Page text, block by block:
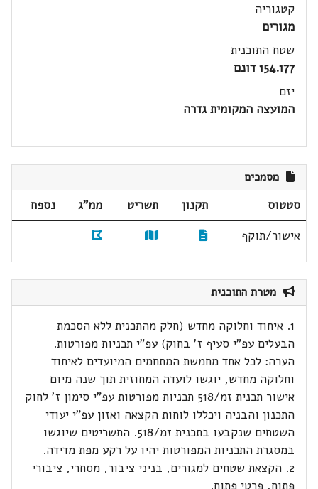
קטגוריה
מגורים
שטח התוכנית
154.177 דונם
יזם
המועצה המקומית גדרה
מסמכים
סטטוס תקנון תשריט ממ"ג
נספח
אישור/תוקף
מטרת התוכנית
1. איחוד וחלוקה מחדש (חלק מהתכנית ללא הסכמת
הבעלים עפ"י סעיף ז' בחוק) עפ"י תכניות מפורטות.
הערה: לכל אחד מחמשת המתחמים המיועדים לאיחוד
וחלוקה מחדש, יוגשו לועדה המחוזית תוך שנה מיום
אישור תכנית זמ/518 תכניות מפורטות עפ"י סימון ז' לחוק
התכנון והבניה ויכללו לוחות הקצאה ואזון עפ"י יעודי
השטחים שנקבעו בתכנית זמ/518. התשריטים שיוגשו
במסגרת התכניות המפורטות יהיו על רקע מפת מדידה.
2. הקצאת שטחים למגורים, בניני ציבור, מסחרי, ציבורי